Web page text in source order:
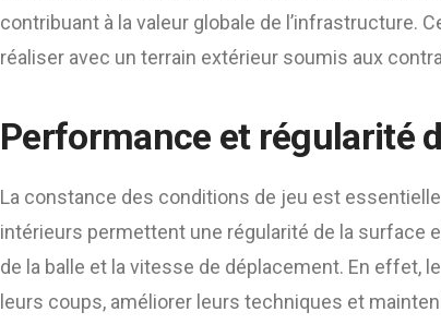
contribuant à la valeur globale de l’infrastructure.
réaliser avec un terrain extérieur soumis aux
Performance et régularité
La constance des conditions de jeu est
intérieurs permettent une régularité de la surface
de la balle et la vitesse de déplacement. En effet,
leurs coups, améliorer leurs techniques et